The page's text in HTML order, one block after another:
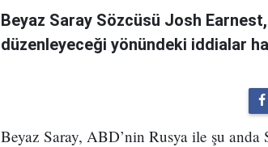
Beyaz Saray Sözcüsü Josh
düzenleyeceği yönündeki iddialar
Beyaz Saray, ABD’nin Rusya ile şu